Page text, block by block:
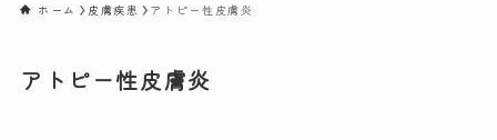
ホーム 皮膚疾患 アトピー性皮膚炎
アトピー性皮膚炎